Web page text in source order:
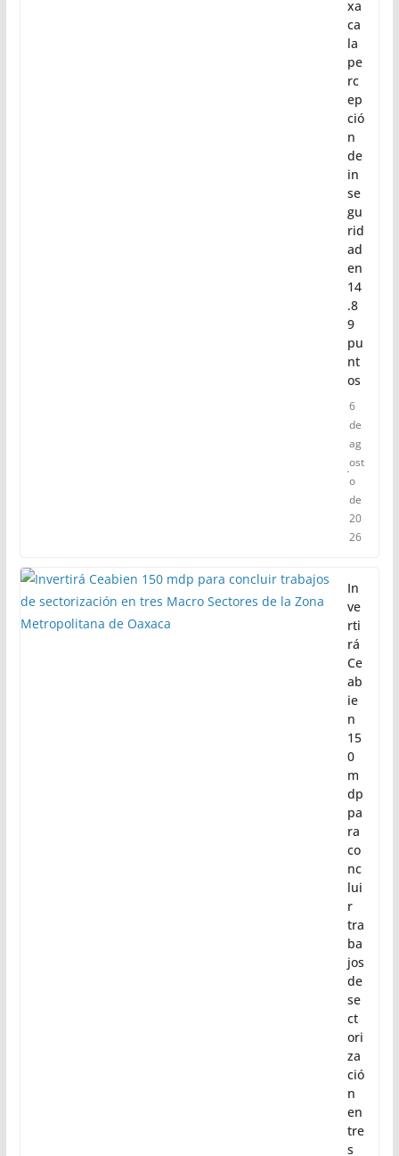
Di
s
mi
nu
ye
en
Oa
xa
ca
la
pe
rc
ep
ció
n
de
in
se
gu
rid
ad
en
14
.8
9
pu
nt
os
6
ost
o
de
20
26
In
ve
rti
rá
Ce
ab
ie
n
15
0
m
dp
pa
ra
co
nc
lui
r
tra
ba
jos
de
se